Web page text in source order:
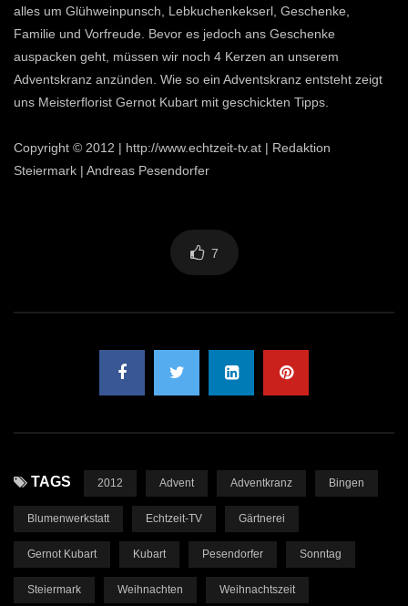
alles um Glühweinpunsch, Lebkuchenkekserl, Geschenke,
Familie und Vorfreude. Bevor es jedoch ans Geschenke
auspacken geht, müssen wir noch 4 Kerzen an unserem
Adventskranz anzünden. Wie so ein Adventskranz entsteht zeigt
uns Meisterflorist Gernot Kubart mit geschickten Tipps.
Copyright © 2012 | http://www.echtzeit-tv.at | Redaktion
Steiermark | Andreas Pesendorfer
7
TAGS 2012 Advent Adventkranz Bingen
Blumenwerkstatt Echtzeit-TV Gärtnerei
Gernot Kubart Kubart Pesendorfer Sonntag
Steiermark Weihnachten Weihnachtszeit